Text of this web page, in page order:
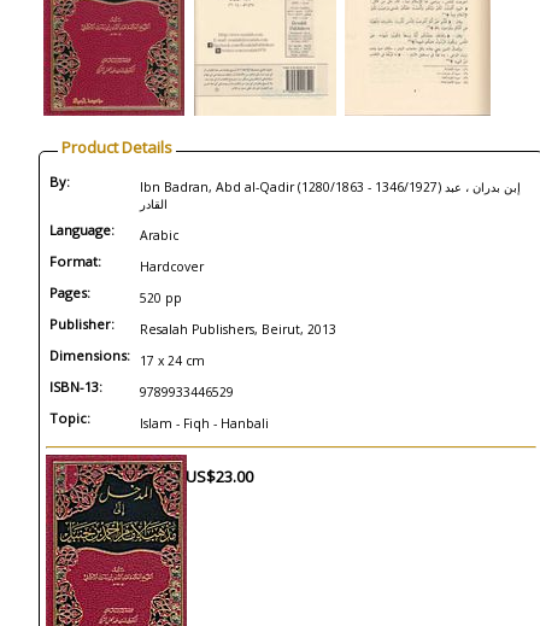
Product Details
By:
Ibn Badran, Abd al-Qadir (1280/1863 - 1346/1927) إبن بدران ، عبد
القادر
Language: Arabic
Format: Hardcover
Pages: 520 pp
Publisher: Resalah Publishers, Beirut, 2013
Dimensions: 17 x 24 cm
ISBN-13: 9789933446529
Topic: Islam - Fiqh - Hanbali
US$23.00